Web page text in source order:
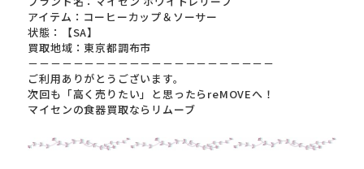
アイテム：コーヒーカップ＆ソーサー
状態：【SA】
買取地域：東京都調布市
－－－－－－－－－－－－－－－－－－－－－－
ご利用ありがとうございます。
次回も「高く売りたい」と思ったらreMOVEへ！
マイセンの食器買取ならリムーブ